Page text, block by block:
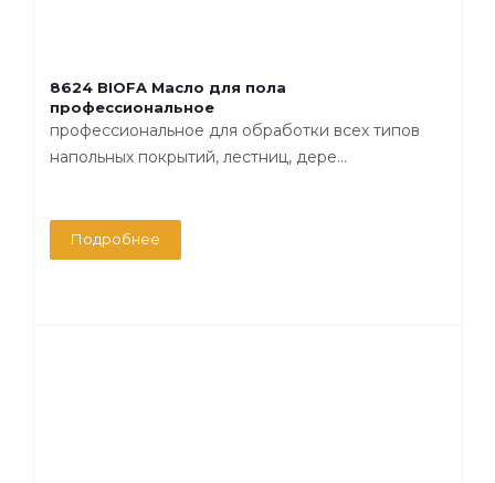
8624 BIOFA Масло для пола
профессиональное
профессиональное для обработки всех типов
напольных покрытий, лестниц, дере...
Подробнее